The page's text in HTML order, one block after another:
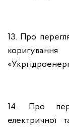
13. Про
14. Про
електричної